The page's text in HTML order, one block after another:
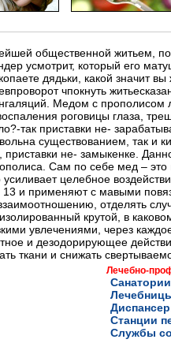
общественной житьем,
усмотрит, который его
дядьки, какой значит
чпокнуть
Медом с
роговицы глаза,
так приставки не-
существованием, так и
не- замыкенке.
Сам по себе мед –
целебное
13 и применяют с мавыми
отделять
крутой, в
увлечениями, через
и дезодорирующее
ткани и снижать
Лечебно-
Станции
Службы